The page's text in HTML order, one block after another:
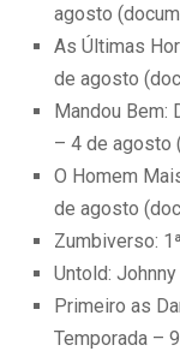
agosto
As Últimas
de agosto
Mandou Bem:
– 4 de agosto
O Homem
de agosto
Zumbiverso:
Untold:
Primeiro as
Temporada –